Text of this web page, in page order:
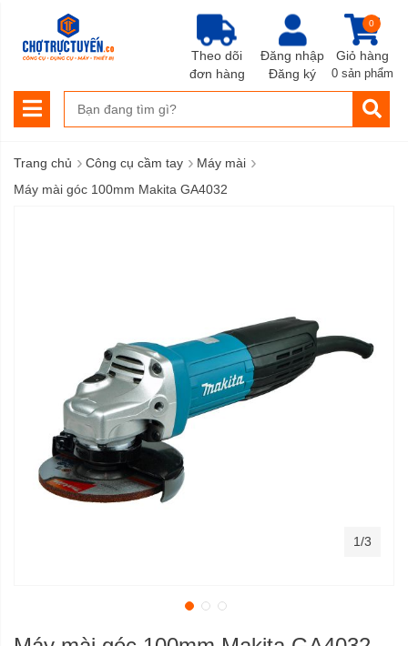
Đăng nhập
Đăng ký
Giỏ hàng
0
0 sản phẩm
Theo dõi
đơn hàng
Trang chủ › Công cụ cầm tay › Máy mài ›
Máy mài góc 100mm Makita GA4032
1/3